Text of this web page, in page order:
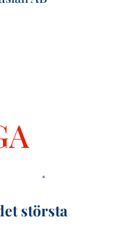
största